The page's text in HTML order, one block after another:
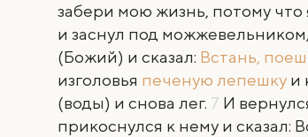
забери мою жизнь, потому что
и заснул под
(Божий) и сказал: Встань,
изголовья печеную лепешку и
(воды) и снова лег. 7 И
прикоснулся к нему и сказал: